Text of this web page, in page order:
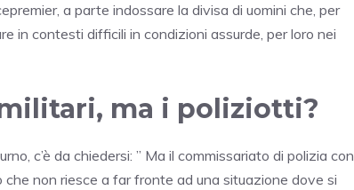
a parte indossare la divisa di uomini che, per
in contesti difficili in condizioni assurde, per loro nei
ma i poliziotti?
c’è da chiedersi: ” Ma il commissariato di polizia con
non riesce a far fronte ad una situazione dove si